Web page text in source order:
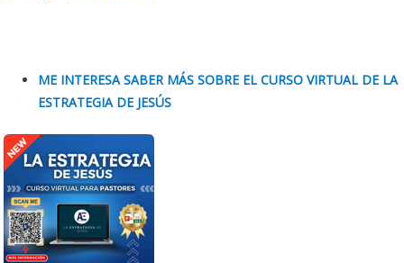
ME INTERESA SABER MÁS SOBRE EL CURSO VIRTUAL DE LA
ESTRATEGIA DE JESÚS